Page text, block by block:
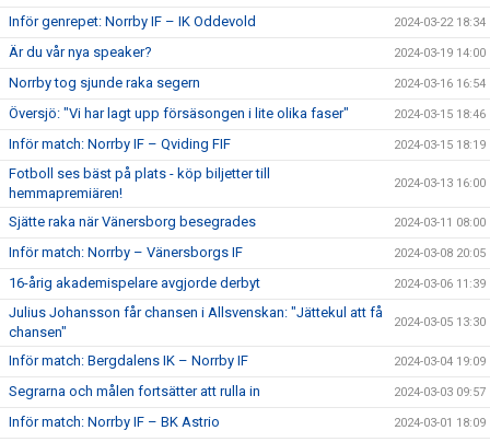
Inför genrepet: Norrby IF – IK Oddevold 2024-03-22 18:34
Är du vår nya speaker? 2024-03-19 14:00
Norrby tog sjunde raka segern 2024-03-16 16:54
Översjö: "Vi har lagt upp försäsongen i lite olika faser" 2024-03-15 18:46
Inför match: Norrby IF – Qviding FIF 2024-03-15 18:19
Fotboll ses bäst på plats - köp biljetter till
hemmapremiären!
2024-03-13 16:00
Sjätte raka när Vänersborg besegrades 2024-03-11 08:00
Inför match: Norrby – Vänersborgs IF 2024-03-08 20:05
16-årig akademispelare avgjorde derbyt 2024-03-06 11:39
Julius Johansson får chansen i Allsvenskan: "Jättekul att få
chansen"
2024-03-05 13:30
Inför match: Bergdalens IK – Norrby IF 2024-03-04 19:09
Segrarna och målen fortsätter att rulla in 2024-03-03 09:57
Inför match: Norrby IF – BK Astrio 2024-03-01 18:09